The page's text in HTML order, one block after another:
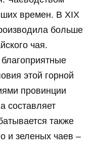
времен. В XIX
больше
чая.
этой горной
провинции
составляет
также
и зеленых чаев –